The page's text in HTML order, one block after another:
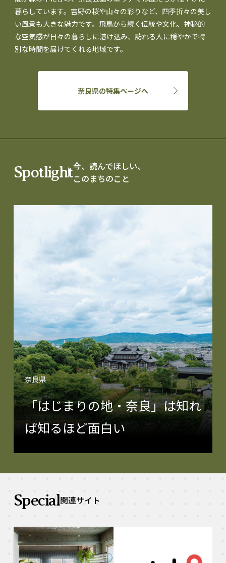
暮らしています。吉野の桜や山々の彩りなど、四季折々の美し
い風景も大きな魅力です。飛鳥から続く伝統や文化、神秘的
な空気感が日々の暮らしに溶け込み、訪れる人に穏やかで特
別な時間を届けてくれる地域です。
奈良県の特集ページへ
Spotlight今、読んでほしい、
このまちのこと
奈良県
「はじまりの地・奈良」は知れ
ば知るほど面白い
Special関連サイト